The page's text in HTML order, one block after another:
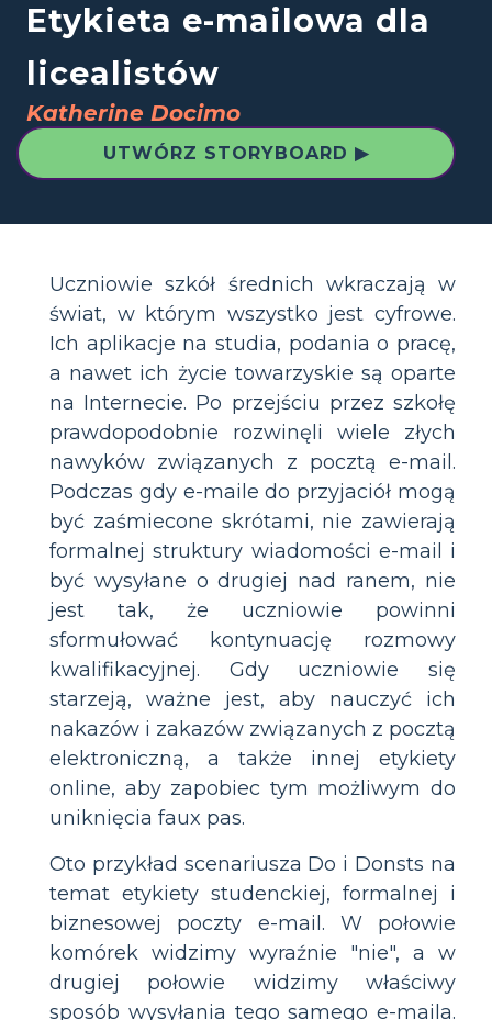
Etykieta e-mailowa dla
licealistów
Katherine Docimo
UTWÓRZ STORYBOARD ▶
Uczniowie szkół średnich wkraczają w
świat, w którym wszystko jest cyfrowe.
Ich aplikacje na studia, podania o pracę,
a nawet ich życie towarzyskie są oparte
na Internecie. Po przejściu przez szkołę
prawdopodobnie rozwinęli wiele złych
nawyków związanych z pocztą e-mail.
Podczas gdy e-maile do przyjaciół mogą
być zaśmiecone skrótami, nie zawierają
formalnej struktury wiadomości e-mail i
być wysyłane o drugiej nad ranem, nie
jest tak, że uczniowie powinni
sformułować kontynuację rozmowy
kwalifikacyjnej. Gdy uczniowie się
starzeją, ważne jest, aby nauczyć ich
nakazów i zakazów związanych z pocztą
elektroniczną, a także innej etykiety
online, aby zapobiec tym możliwym do
uniknięcia faux pas.
Oto przykład scenariusza Do i Donsts na
temat etykiety studenckiej, formalnej i
biznesowej poczty e-mail. W połowie
komórek widzimy wyraźnie "nie", a w
drugiej połowie widzimy właściwy
sposób wysyłania tego samego e-maila.